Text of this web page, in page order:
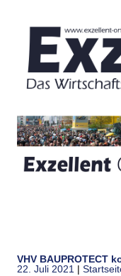
VHV BAUPROTECT
22. Juli 2021 |